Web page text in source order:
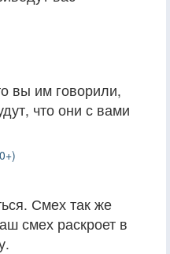
вы им говорили,
что они с вами
Смех так же
смех раскроет в